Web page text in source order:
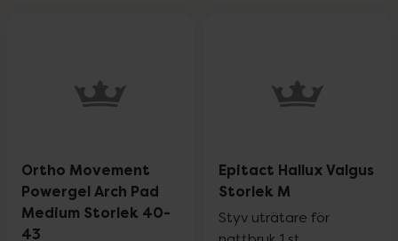
Ortho Movement
Powergel Arch Pad
Medium Storlek 40-
43
Epitact Hallux Valgus
Storlek M
Styv uträtare för